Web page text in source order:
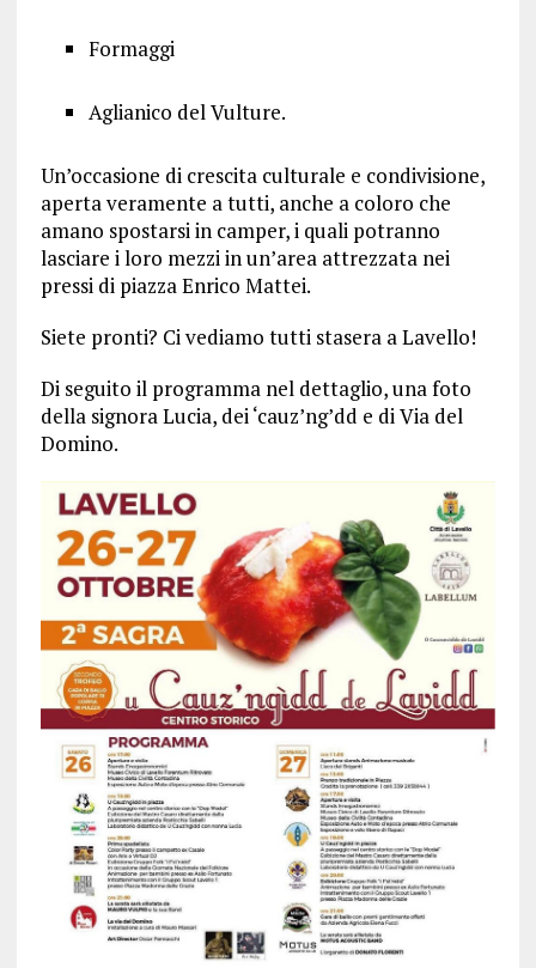
Formaggi
Aglianico del Vulture.
Un’occasione di crescita culturale e condivisione,
aperta veramente a tutti, anche a coloro che
amano spostarsi in camper, i quali potranno
lasciare i loro mezzi in un’area attrezzata nei
pressi di piazza Enrico Mattei.
Siete pronti? Ci vediamo tutti stasera a Lavello!
Di seguito il programma nel dettaglio, una foto
della signora Lucia, dei ‘cauz’ng’dd e di Via del
Domino.